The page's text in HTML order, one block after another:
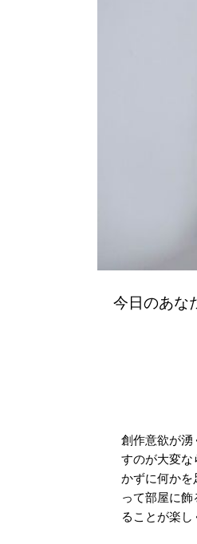
今日のあな
創作意欲が
すのが大変
かずに何か
って部屋に
ることが楽